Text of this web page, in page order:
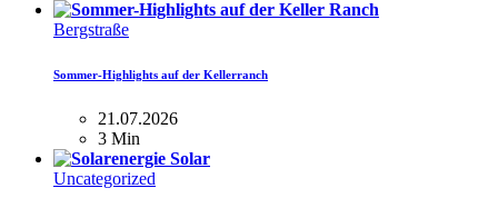
Bergstraße
Sommer-Highlights auf der Kellerranch
21.07.2026
3 Min
Uncategorized